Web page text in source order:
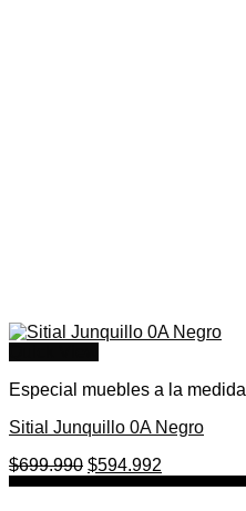
Especial muebles a la medida
Sitial Junquillo 0A Negro
$699.990 El
precio
$594.992
precio